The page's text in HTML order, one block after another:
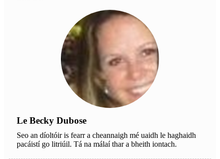
Le Becky Dubose
Seo an díoltóir is fearr a cheannaigh mé uaidh le haghaidh
pacáistí go litriúil. Tá na málaí thar a bheith iontach.